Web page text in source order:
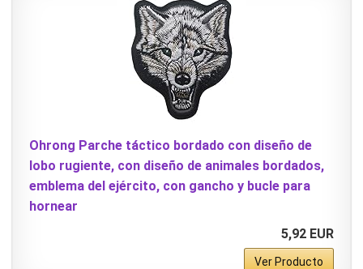
Ohrong Parche táctico bordado con diseño de
lobo rugiente, con diseño de animales bordados,
emblema del ejército, con gancho y bucle para
hornear
5,92 EUR
Ver Producto